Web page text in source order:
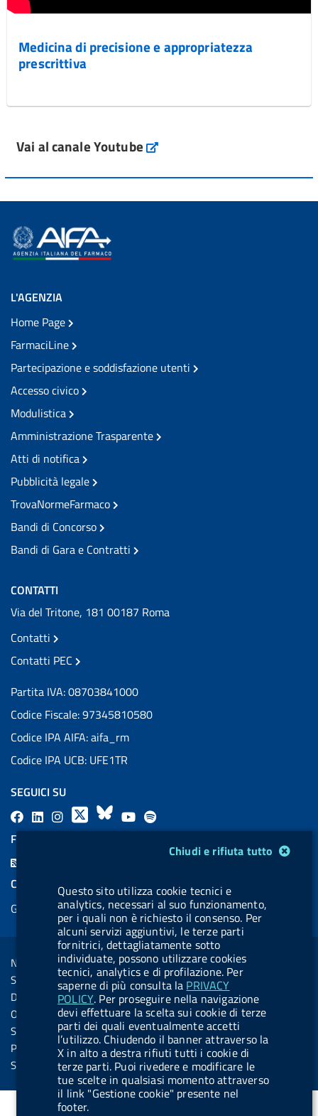
Medicina di precisione e appropriatezza
prescrittiva
Vai al canale Youtube
Chiudi e rifiuta tutto
Questo sito utilizza cookie tecnici e
analytics, necessari al suo funzionamento,
per i quali non è richiesto il consenso. Per
alcuni servizi aggiuntivi, le terze parti
fornitrici, dettagliatamente sotto
individuate, possono utilizzare cookies
tecnici, analytics e di profilazione. Per
saperne di più consulta la PRIVACY
POLICY. Per proseguire nella navigazione
devi effettuare la scelta sui cookie di terze
parti dei quali eventualmente accetti
l’utilizzo. Chiudendo il banner attraverso la
X in alto a destra rifiuti tutti i cookie di
terze parti. Puoi rivedere e modificare le
tue scelte in qualsiasi momento attraverso
il link "Gestione cookie" presente nel
footer.
L'AGENZIA
Home Page
FarmaciLine
Partecipazione e soddisfazione utenti
Accesso civico
Modulistica
Amministrazione Trasparente
Atti di notifica
Pubblicità legale
TrovaNormeFarmaco
Bandi di Concorso
Bandi di Gara e Contratti
CONTATTI
Via del Tritone, 181 00187 Roma
Contatti
Contatti PEC
Partita IVA: 08703841000
Codice Fiscale: 97345810580
Codice IPA AIFA: aifa_rm
Codice IPA UCB: UFE1TR
SEGUICI SU
F
a
L
i
a
l
.
b
u
t
t
o
n
.
i
n
s
X
B
l
s
k
y
Y
o
u
b
e
l
a
l
.
b
u
t
t
o
n
.
s
p
o
FEED RSS
COOKIES
Gestione cookie
Sezione Link Utili
Note legali
Social Media Policy
Dichiarazione di accessibilità
Obiettivi di accessibilità
Statistiche sito
Privacy
Servizi Online